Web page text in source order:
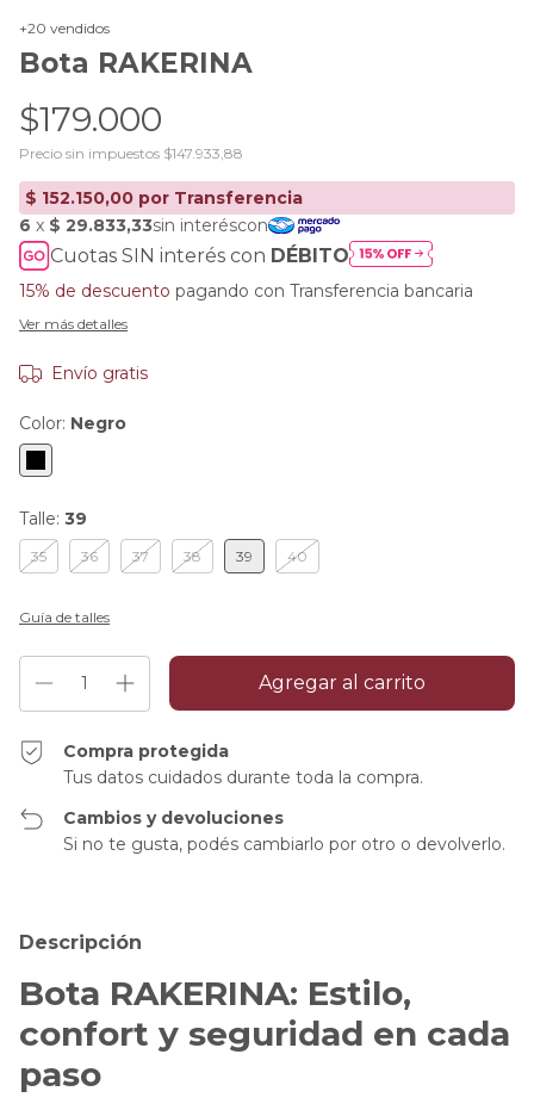
+20 vendidos
Bota RAKERINA
$179.000
Precio sin impuestos $147.933,88
Cuotas SIN interés con DÉBITO
15% de descuento pagando con Transferencia bancaria
Ver más detalles
Envío gratis
Color: Negro
Talle: 39
35 36 37 38 39 40
Guía de talles
Compra protegida
Tus datos cuidados durante toda la compra.
Cambios y devoluciones
Si no te gusta, podés cambiarlo por otro o devolverlo.
Descripción
Bota RAKERINA: Estilo,
confort y seguridad en cada
paso